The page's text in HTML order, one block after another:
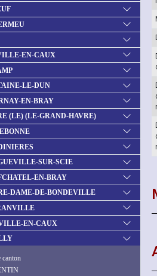
EN-CAUX
LE-DUN
EN-BRAY
(LE) (LE-GRAND-HAVRE)
SUR-SCIE
EN-BRAY
DAME-DE-BONDEVILLE
EN-CAUX
canton